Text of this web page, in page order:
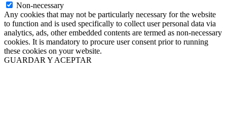
Non-necessary
Any cookies that may not be particularly necessary for the website
to function and is used specifically to collect user personal data via
analytics, ads, other embedded contents are termed as non-necessary
cookies. It is mandatory to procure user consent prior to running
these cookies on your website.
GUARDAR Y ACEPTAR